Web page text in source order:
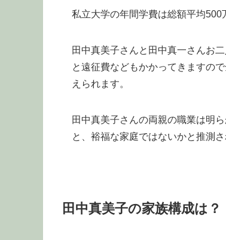
私立大学の年間学費は総額平均500
田中真美子さんと田中真一さんお
と遠征費などもかかってきますの
えられます。
田中真美子さんの両親の職業は明
と、裕福な家庭ではないかと推測さ
田中真美子の家族構成は？